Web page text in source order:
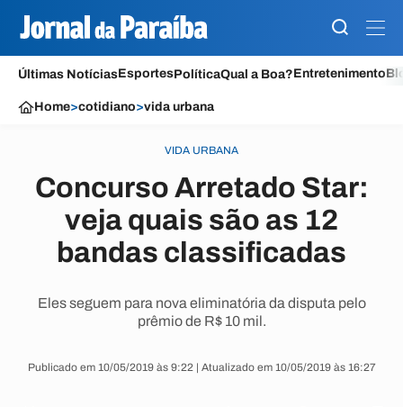
Últimas NotíciasEsportesPolíticaQual a Boa?Entretenimento
Home>cotidiano>vida urbana
VIDA URBANA
Concurso Arretado Star:
veja quais são as 12
bandas classificadas
Eles seguem para nova eliminatória da disputa pelo
prêmio de R$ 10 mil.
Publicado em 10/05/2019 às 9:22 | Atualizado em 10/05/2019 às 16:27